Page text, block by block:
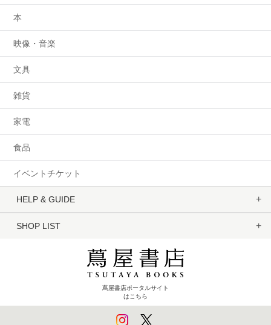
本
映像・音楽
文具
雑貨
家電
食品
イベントチケット
HELP & GUIDE
SHOP LIST
蔦屋書店ポータルサイト
はこちら